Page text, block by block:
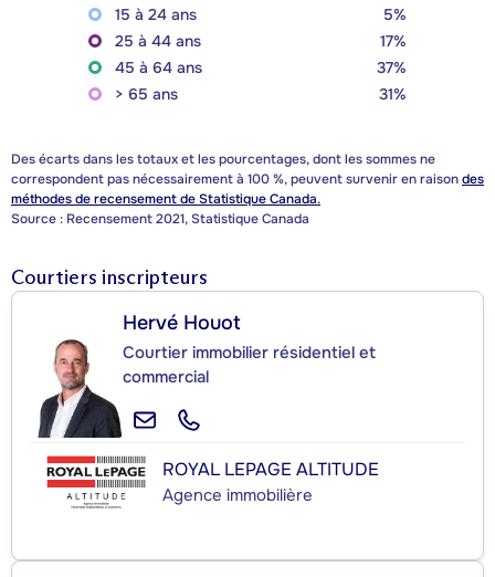
15 à 24 ans
5%
25 à 44 ans
17%
45 à 64 ans
37%
> 65 ans
31%
Des écarts dans les totaux et les pourcentages, dont les sommes ne
correspondent pas nécessairement à 100 %, peuvent survenir en raisondes
méthodes de recensement de Statistique Canada.
Source : Recensement 2021, Statistique Canada
Courtiers inscripteurs
Hervé Houot
Courtier immobilier résidentiel et
commercial
ROYAL LEPAGE ALTITUDE
Agence immobilière